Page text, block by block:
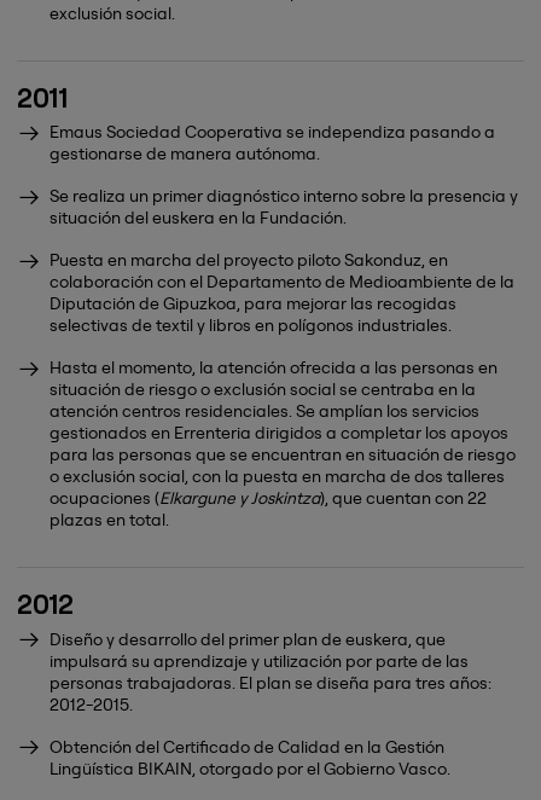
exclusión social.
2011
Emaus Sociedad Cooperativa se independiza pasando a
gestionarse de manera autónoma.
Se realiza un primer diagnóstico interno sobre la presencia y
situación del euskera en la Fundación.
Puesta en marcha del proyecto piloto Sakonduz, en
colaboración con el Departamento de Medioambiente de la
Diputación de Gipuzkoa, para mejorar las recogidas
selectivas de textil y libros en polígonos industriales.
Hasta el momento, la atención ofrecida a las personas en
situación de riesgo o exclusión social se centraba en la
atención centros residenciales. Se amplían los servicios
gestionados en Errenteria dirigidos a completar los apoyos
para las personas que se encuentran en situación de riesgo
o exclusión social, con la puesta en marcha de dos talleres
ocupaciones (Elkargune y Joskintza), que cuentan con 22
plazas en total.
2012
Diseño y desarrollo del primer plan de euskera, que
impulsará su aprendizaje y utilización por parte de las
personas trabajadoras. El plan se diseña para tres años:
2012-2015.
Obtención del Certificado de Calidad en la Gestión
Lingüística BIKAIN, otorgado por el Gobierno Vasco.